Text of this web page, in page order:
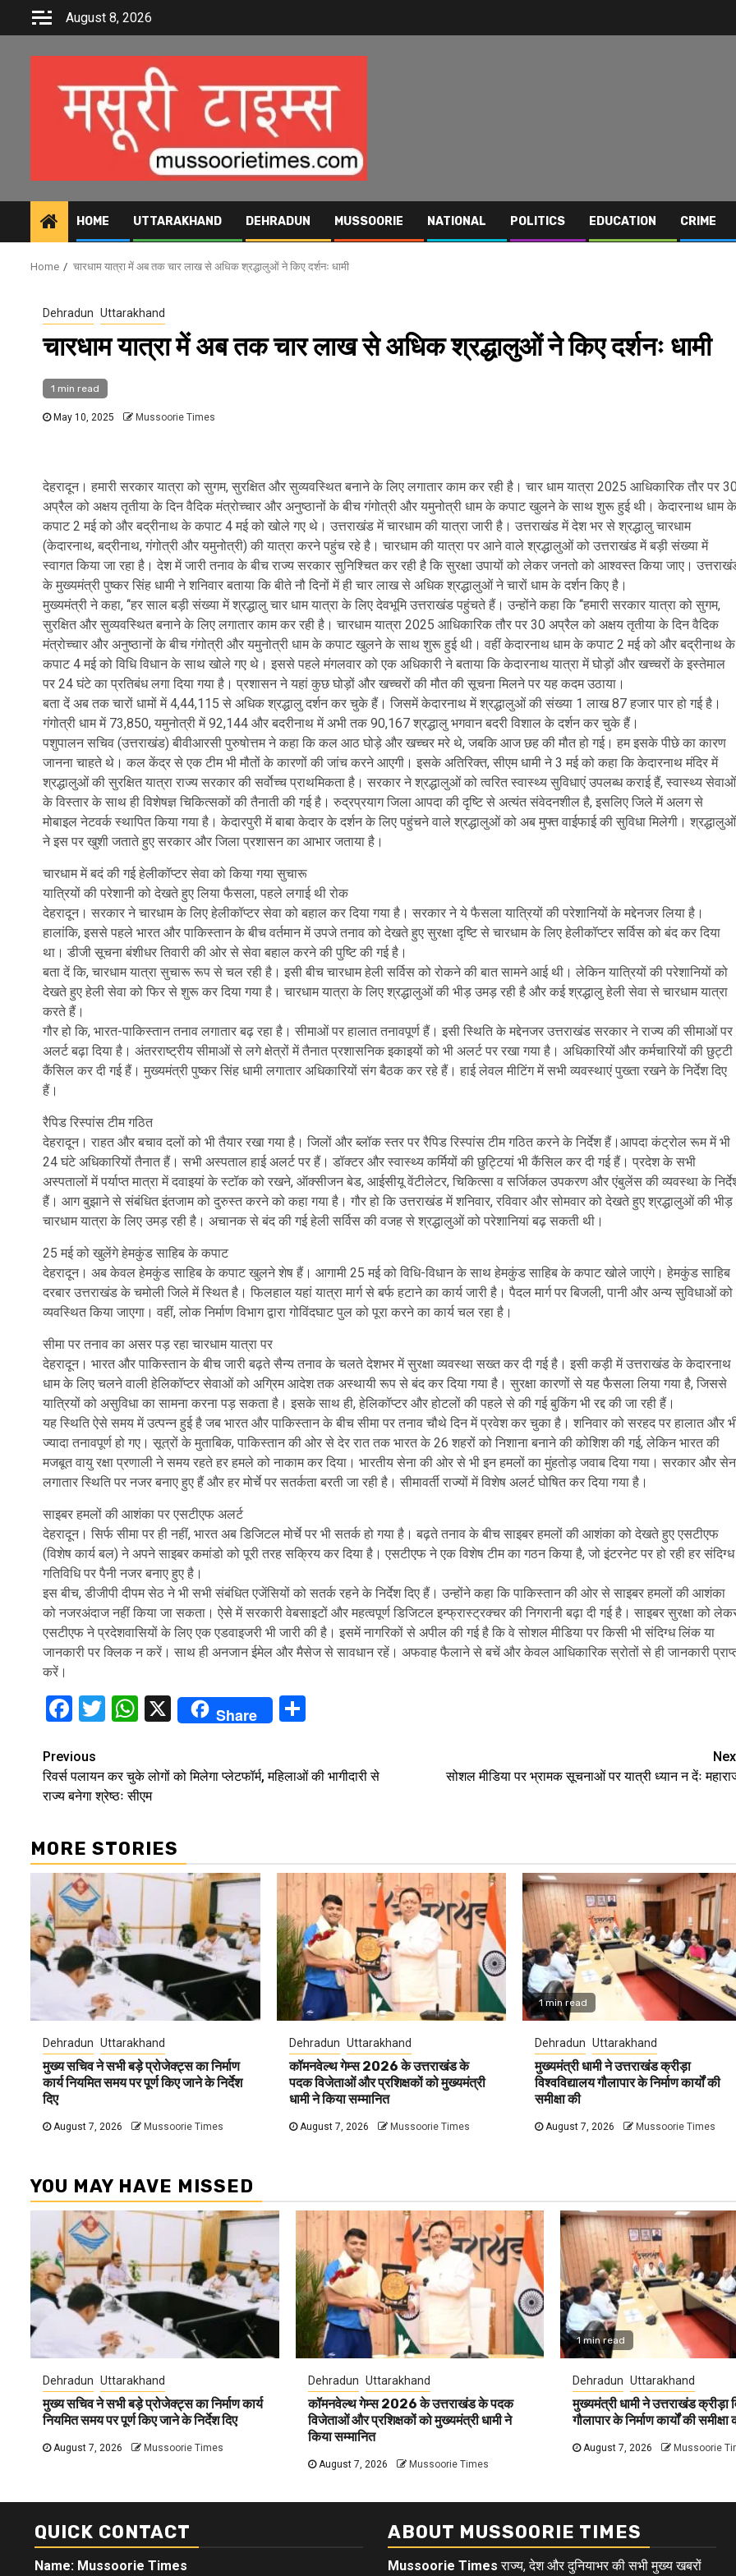
August 8, 2026
HOME UTTARAKHAND DEHRADUN MUSSOORIE NATIONAL POLITICS EDUCATION CRIME
Home चारधाम यात्रा में अब तक चार लाख से अधिक श्रद्धालुओं ने किए दर्शनः धामी
Dehradun Uttarakhand
चारधाम यात्रा में अब तक चार लाख से अधिक श्रद्धालुओं ने किए दर्शनः धामी
1 min read
May 10, 2025 Mussoorie Times
देहरादून। हमारी सरकार यात्रा को सुगम, सुरक्षित और सुव्यवस्थित बनाने के लिए लगातार काम कर रही है। चार धाम यात्रा 2025 आधिकारिक तौर पर 30
अप्रैल को अक्षय तृतीया के दिन वैदिक मंत्रोच्चार और अनुष्ठानों के बीच गंगोत्री और यमुनोत्री धाम के कपाट खुलने के साथ शुरू हुई थी। केदारनाथ धाम के
कपाट 2 मई को और बद्रीनाथ के कपाट 4 मई को खोले गए थे। उत्तराखंड में चारधाम की यात्रा जारी है। उत्तराखंड में देश भर से श्रद्धालु चारधाम
(केदारनाथ, बद्रीनाथ, गंगोत्री और यमुनोत्री) की यात्रा करने पहुंच रहे है। चारधाम की यात्रा पर आने वाले श्रद्धालुओं को उत्तराखंड में बड़ी संख्या में
स्वागत किया जा रहा है। देश में जारी तनाव के बीच राज्य सरकार सुनिश्चित कर रही है कि सुरक्षा उपायों को लेकर जनतो को आश्वस्त किया जाए।
के मुख्यमंत्री पुष्कर सिंह धामी ने शनिवार बताया कि बीते नौ दिनों में ही चार लाख से अधिक श्रद्धालुओं ने चारों धाम के दर्शन किए है।
मुख्यमंत्री ने कहा, ‘‘हर साल बड़ी संख्या में श्रद्धालु चार धाम यात्रा के लिए देवभूमि उत्तराखंड पहुंचते हैं। उन्होंने कहा कि ‘‘हमारी सरकार यात्रा को सुगम,
सुरक्षित और सुव्यवस्थित बनाने के लिए लगातार काम कर रही है। चारधाम यात्रा 2025 आधिकारिक तौर पर 30 अप्रैल को अक्षय तृतीया के दिन वैदिक
मंत्रोच्चार और अनुष्ठानों के बीच गंगोत्री और यमुनोत्री धाम के कपाट खुलने के साथ शुरू हुई थी। वहीं केदारनाथ धाम के कपाट 2 मई को और बद्रीनाथ के
कपाट 4 मई को विधि विधान के साथ खोले गए थे। इससे पहले मंगलवार को एक अधिकारी ने बताया कि केदारनाथ यात्रा में घोड़ों और खच्चरों के इस्तेमाल
पर 24 घंटे का प्रतिबंध लगा दिया गया है। प्रशासन ने यहां कुछ घोड़ों और खच्चरों की मौत की सूचना मिलने पर यह कदम उठाया।
बता दें अब तक चारों धामों में 4,44,115 से अधिक श्रद्धालु दर्शन कर चुके हैं। जिसमें केदारनाथ में श्रद्धालुओं की संख्या 1 लाख 87 हजार पार हो गई है।
गंगोत्री धाम में 73,850, यमुनोत्री में 92,144 और बदरीनाथ में अभी तक 90,167 श्रद्धालु भगवान बदरी विशाल के दर्शन कर चुके हैं।
पशुपालन सचिव (उत्तराखंड) बीवीआरसी पुरुषोत्तम ने कहा कि कल आठ घोड़े और खच्चर मरे थे, जबकि आज छह की मौत हो गई। हम इसके पीछे का कारण
जानना चाहते थे। कल केंद्र से एक टीम भी मौतों के कारणों की जांच करने आएगी। इसके अतिरिक्त, सीएम धामी ने 3 मई को कहा कि केदारनाथ मंदिर में
श्रद्धालुओं की सुरक्षित यात्रा राज्य सरकार की सर्वाेच्च प्राथमिकता है। सरकार ने श्रद्धालुओं को त्वरित स्वास्थ्य सुविधाएं उपलब्ध कराई हैं, स्वास्थ्य सेवाओं
के विस्तार के साथ ही विशेषज्ञ चिकित्सकों की तैनाती की गई है। रुद्रप्रयाग जिला आपदा की दृष्टि से अत्यंत संवेदनशील है, इसलिए जिले में अलग से
मोबाइल नेटवर्क स्थापित किया गया है। केदारपुरी में बाबा केदार के दर्शन के लिए पहुंचने वाले श्रद्धालुओं को अब मुफ्त वाईफाई की सुविधा मिलेगी। श्रद्धालुओं
ने इस पर खुशी जताते हुए सरकार और जिला प्रशासन का आभार जताया है।
चारधाम में बदं की गई हेलीकॉप्टर सेवा को किया गया सुचारू
यात्रियों की परेशानी को देखते हुए लिया फैसला, पहले लगाई थी रोक
देहरादून। सरकार ने चारधाम के लिए हेलीकॉप्टर सेवा को बहाल कर दिया गया है। सरकार ने ये फैसला यात्रियों की परेशानियों के मद्देनजर लिया है।
हालांकि, इससे पहले भारत और पाकिस्तान के बीच वर्तमान में उपजे तनाव को देखते हुए सुरक्षा दृष्टि से चारधाम के लिए हेलीकॉप्टर सर्विस को बंद कर दिया
था। डीजी सूचना बंशीधर तिवारी की ओर से सेवा बहाल करने की पुष्टि की गई है।
बता दें कि, चारधाम यात्रा सुचारू रूप से चल रही है। इसी बीच चारधाम हेली सर्विस को रोकने की बात सामने आई थी। लेकिन यात्रियों की परेशानियों को
देखते हुए हेली सेवा को फिर से शुरू कर दिया गया है। चारधाम यात्रा के लिए श्रद्धालुओं की भीड़ उमड़ रही है और कई श्रद्धालु हेली सेवा से चारधाम यात्रा
करते हैं।
गौर हो कि, भारत-पाकिस्तान तनाव लगातार बढ़ रहा है। सीमाओं पर हालात तनावपूर्ण हैं। इसी स्थिति के मद्देनजर उत्तराखंड सरकार ने राज्य की सीमाओं पर
अलर्ट बढ़ा दिया है। अंतरराष्ट्रीय सीमाओं से लगे क्षेत्रों में तैनात प्रशासनिक इकाइयों को भी अलर्ट पर रखा गया है। अधिकारियों और कर्मचारियों की छुट्टी
कैंसिल कर दी गई हैं। मुख्यमंत्री पुष्कर सिंह धामी लगातार अधिकारियों संग बैठक कर रहे हैं। हाई लेवल मीटिंग में सभी व्यवस्थाएं पुख्ता रखने के निर्देश दिए
हैं।
रैपिड रिस्पांस टीम गठित
देहरादून। राहत और बचाव दलों को भी तैयार रखा गया है। जिलों और ब्लॉक स्तर पर रैपिड रिस्पांस टीम गठित करने के निर्देश हैं।आपदा कंट्रोल रूम में भी
24 घंटे अधिकारियों तैनात हैं। सभी अस्पताल हाई अलर्ट पर हैं। डॉक्टर और स्वास्थ्य कर्मियों की छुट्टियां भी कैंसिल कर दी गई हैं। प्रदेश के सभी
अस्पतालों में पर्याप्त मात्रा में दवाइयां के स्टॉक को रखने, ऑक्सीजन बेड, आईसीयू वेंटीलेटर, चिकित्सा व सर्जिकल उपकरण और एंबुलेंस की व्यवस्था के
हैं। आग बुझाने से संबंधित इंतजाम को दुरुस्त करने को कहा गया है। गौर हो कि उत्तराखंड में शनिवार, रविवार और सोमवार को देखते हुए श्रद्धालुओं की भीड़
चारधाम यात्रा के लिए उमड़ रही है। अचानक से बंद की गई हेली सर्विस की वजह से श्रद्धालुओं को परेशानियां बढ़ सकती थी।
25 मई को खुलेंगे हेमकुंड साहिब के कपाट
देहरादून। अब केवल हेमकुंड साहिब के कपाट खुलने शेष हैं। आगामी 25 मई को विधि-विधान के साथ हेमकुंड साहिब के कपाट खोले जाएंगे। हेमकुंड साहिब
दरबार उत्तराखंड के चमोली जिले में स्थित है। फिलहाल यहां यात्रा मार्ग से बर्फ हटाने का कार्य जारी है। पैदल मार्ग पर बिजली, पानी और अन्य सुविधाओं को
व्यवस्थित किया जाएगा। वहीं, लोक निर्माण विभाग द्वारा गोविंदघाट पुल को पूरा करने का कार्य चल रहा है।
सीमा पर तनाव का असर पड़ रहा चारधाम यात्रा पर
देहरादून। भारत और पाकिस्तान के बीच जारी बढ़ते सैन्य तनाव के चलते देशभर में सुरक्षा व्यवस्था सख्त कर दी गई है। इसी कड़ी में उत्तराखंड के केदारनाथ
धाम के लिए चलने वाली हेलिकॉप्टर सेवाओं को अग्रिम आदेश तक अस्थायी रूप से बंद कर दिया गया है। सुरक्षा कारणों से यह फैसला लिया गया है, जिससे
यात्रियों को असुविधा का सामना करना पड़ सकता है। इसके साथ ही, हेलिकॉप्टर और होटलों की पहले से की गई बुकिंग भी रद्द की जा रही हैं।
यह स्थिति ऐसे समय में उत्पन्न हुई है जब भारत और पाकिस्तान के बीच सीमा पर तनाव चौथे दिन में प्रवेश कर चुका है। शनिवार को सरहद पर हालात और
ज्यादा तनावपूर्ण हो गए। सूत्रों के मुताबिक, पाकिस्तान की ओर से देर रात तक भारत के 26 शहरों को निशाना बनाने की कोशिश की गई, लेकिन भारत की
मजबूत वायु रक्षा प्रणाली ने समय रहते हर हमले को नाकाम कर दिया। भारतीय सेना की ओर से भी इन हमलों का मुंहतोड़ जवाब दिया गया। सरकार और
लगातार स्थिति पर नजर बनाए हुए हैं और हर मोर्चे पर सतर्कता बरती जा रही है। सीमावर्ती राज्यों में विशेष अलर्ट घोषित कर दिया गया है।
साइबर हमलों की आशंका पर एसटीएफ अलर्ट
देहरादून। सिर्फ सीमा पर ही नहीं, भारत अब डिजिटल मोर्चे पर भी सतर्क हो गया है। बढ़ते तनाव के बीच साइबर हमलों की आशंका को देखते हुए एसटीएफ
(विशेष कार्य बल) ने अपने साइबर कमांडो को पूरी तरह सक्रिय कर दिया है। एसटीएफ ने एक विशेष टीम का गठन किया है, जो इंटरनेट पर हो रही हर संदिग्ध
गतिविधि पर पैनी नजर बनाए हुए है।
इस बीच, डीजीपी दीपम सेठ ने भी सभी संबंधित एजेंसियों को सतर्क रहने के निर्देश दिए हैं। उन्होंने कहा कि पाकिस्तान की ओर से साइबर हमलों की आशंका
को नजरअंदाज नहीं किया जा सकता। ऐसे में सरकारी वेबसाइटों और महत्वपूर्ण डिजिटल इन्फ्रास्ट्रक्चर की निगरानी बढ़ा दी गई है। साइबर सुरक्षा को
एसटीएफ ने प्रदेशवासियों के लिए एक एडवाइजरी भी जारी की है। इसमें नागरिकों से अपील की गई है कि वे सोशल मीडिया पर किसी भी संदिग्ध लिंक या
जानकारी पर क्लिक न करें। साथ ही अनजान ईमेल और मैसेज से सावधान रहें। अफवाह फैलाने से बचें और केवल आधिकारिक स्रोतों से ही जानकारी
करें।
Facebook
TwitterWhatsApp
X Share
Continue
Reading
Previous
रिवर्स पलायन कर चुके लोगों को मिलेगा प्लेटफॉर्म, महिलाओं की भागीदारी से
राज्य बनेगा श्रेष्ठः सीएम
सोशल मीडिया पर भ्रामक सूचनाओं पर यात्री ध्यान न देंः
MORE STORIES
Dehradun Uttarakhand
मुख्य सचिव ने सभी बड़े प्रोजेक्ट्स का निर्माण
कार्य नियमित समय पर पूर्ण किए जाने के निर्देश
दिए
August 7, 2026 Mussoorie Times
Dehradun Uttarakhand
कॉमनवेल्थ गेम्स 2026 के उत्तराखंड के
पदक विजेताओं और प्रशिक्षकों को मुख्यमंत्री
धामी ने किया सम्मानित
August 7, 2026 Mussoorie Times
1 min read
Dehradun Uttarakhand
मुख्यमंत्री धामी ने उत्तराखंड क्रीड़ा
विश्वविद्यालय गौलापार के निर्माण कार्यों की
समीक्षा की
August 7, 2026 Mussoorie Times
YOU MAY HAVE MISSED
Dehradun Uttarakhand
मुख्य सचिव ने सभी बड़े प्रोजेक्ट्स का निर्माण कार्य
नियमित समय पर पूर्ण किए जाने के निर्देश दिए
August 7, 2026 Mussoorie Times
Dehradun Uttarakhand
कॉमनवेल्थ गेम्स 2026 के उत्तराखंड के पदक
विजेताओं और प्रशिक्षकों को मुख्यमंत्री धामी ने
किया सम्मानित
August 7, 2026 Mussoorie Times
1 min read
Dehradun Uttarakhand
मुख्यमंत्री धामी ने उत्तराखंड क्रीड़ा
गौलापार के निर्माण कार्यों की समीक्षा
August 7, 2026 Mussoorie
QUICK CONTACT
Name: Mussoorie Times
ABOUT MUSSOORIE TIMES
Mussoorie Times राज्य, देश और दुनियाभर की सभी मुख्य खबरों